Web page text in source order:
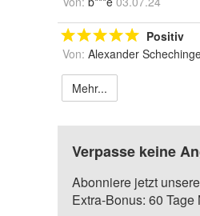
Positiv
Von: Alexander
Mehr...
Verpasse keine
Abonniere jetzt
Extra-Bonus: 60